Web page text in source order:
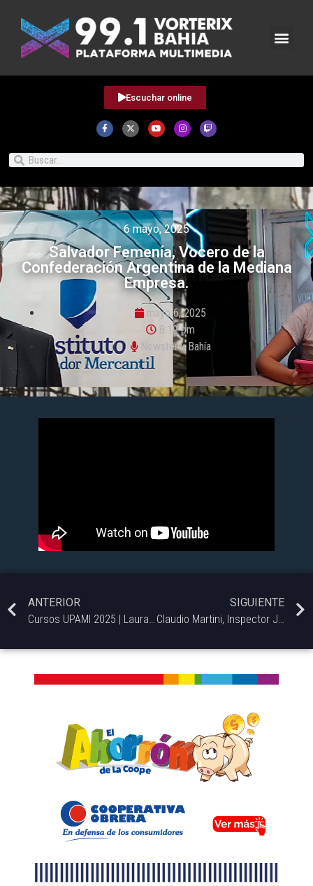
Escuchar online
6 mayo, 2025
Salvador Femenía, Vocero de la
Confederación Argentina de la Mediana
Empresa.
mayo 6, 2025
8:19 pm
Newsterix Bahía
ANTERIOR
SIGUIENTE